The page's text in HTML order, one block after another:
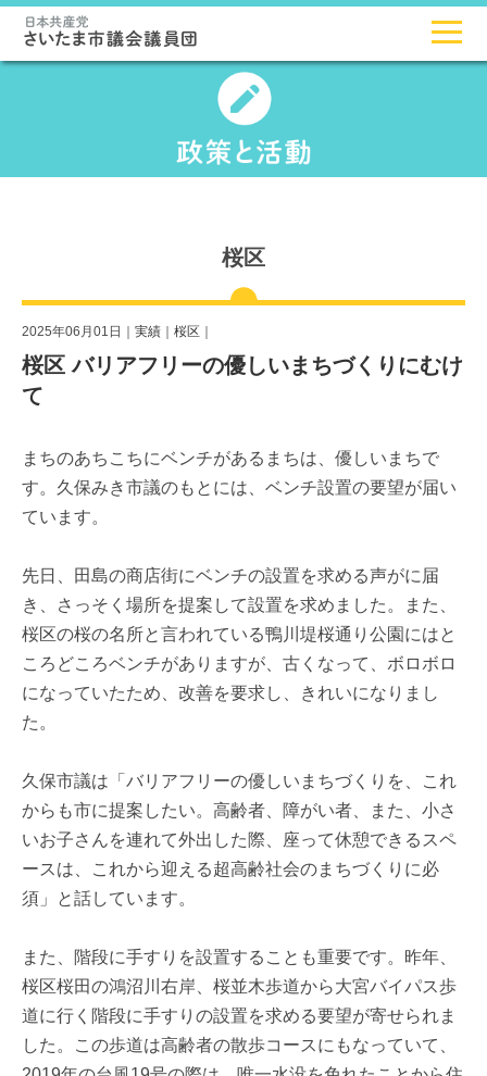
桜区
2025年06月01日｜ 実績 桜区
桜区 バリアフリーの優しいまちづくりにむけ
て
まちのあちこちにベンチがあるまちは、優しいまちで
す。久保みき市議のもとには、ベンチ設置の要望が届い
ています。
先日、田島の商店街にベンチの設置を求める声がに届
き、さっそく場所を提案して設置を求めました。また、
桜区の桜の名所と言われている鴨川堤桜通り公園にはと
ころどころベンチがありますが、古くなって、ボロボロ
になっていたため、改善を要求し、きれいになりまし
た。
久保市議は「バリアフリーの優しいまちづくりを、これ
からも市に提案したい。高齢者、障がい者、また、小さ
いお子さんを連れて外出した際、座って休憩できるスペ
ースは、これから迎える超高齢社会のまちづくりに必
須」と話しています。
また、階段に手すりを設置することも重要です。昨年、
桜区桜田の鴻沼川右岸、桜並木歩道から大宮バイパス歩
道に行く階段に手すりの設置を求める要望が寄せられま
した。この歩道は高齢者の散歩コースにもなっていて、